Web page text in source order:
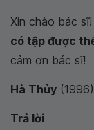
Xin chào bác
có tập được
cảm ơn bác sĩ!
Hà Thủy (1996)
Trả lời